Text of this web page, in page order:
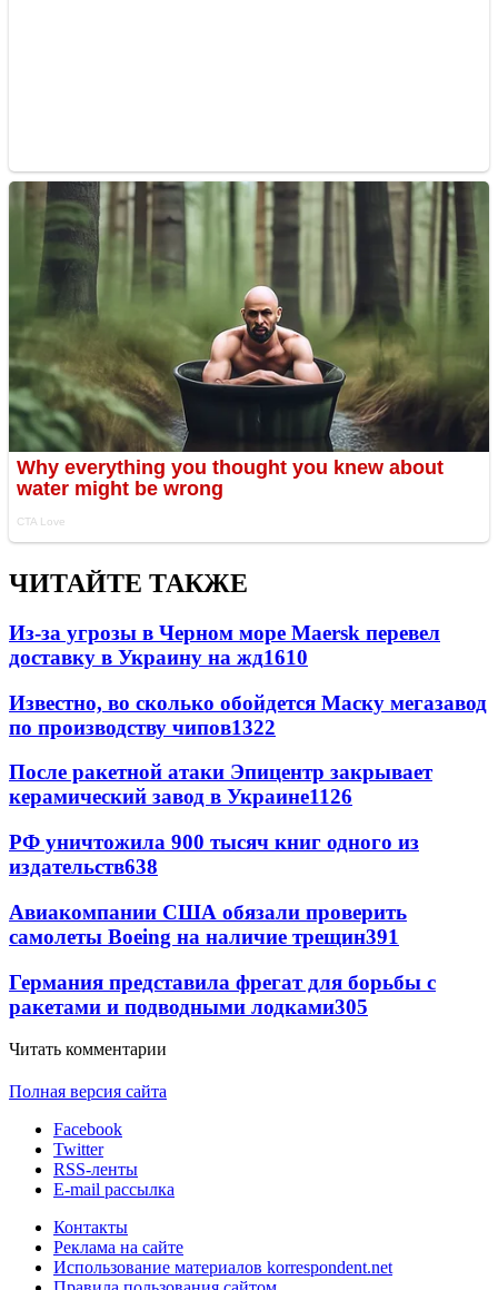
ЧИТАЙТЕ ТАКЖЕ
Из-за угрозы в Черном море Maersk перевел
доставку в Украину на жд1610
Известно, во сколько обойдется Маску мегазавод
по производству чипов1322
После ракетной атаки Эпицентр закрывает
керамический завод в Украине1126
РФ уничтожила 900 тысяч книг одного из
издательств638
Авиакомпании США обязали проверить
самолеты Boeing на наличие трещин391
Германия представила фрегат для борьбы с
ракетами и подводными лодками305
Читать комментарии
Полная версия сайта
Facebook
Twitter
RSS-ленты
E-mail рассылка
Контакты
Реклама на сайте
Использование материалов korrespondent.net